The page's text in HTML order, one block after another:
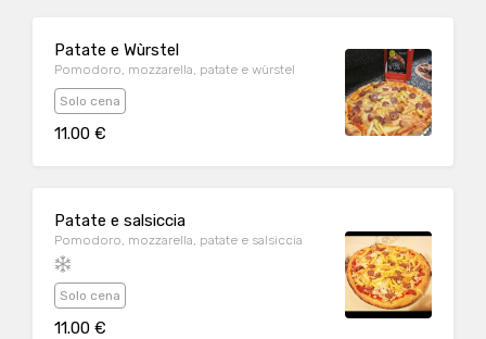
Patate e Wùrstel
Pomodoro, mozzarella, patate e wùrstel
Solo cena
11.00 €
Patate e salsiccia
Pomodoro, mozzarella, patate e salsiccia
Solo cena
11.00 €